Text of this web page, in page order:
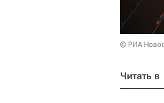
© РИА
Читать в